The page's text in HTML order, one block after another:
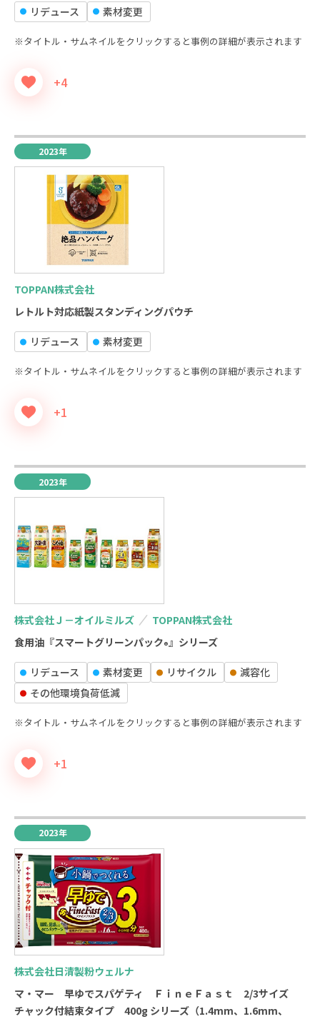
リデュース 素材変更
※タイトル・サムネイルをクリックすると事例の詳細が表示されます
+4
2023年
TOPPAN株式会社
レトルト対応紙製スタンディングパウチ
リデュース 素材変更
※タイトル・サムネイルをクリックすると事例の詳細が表示されます
+1
2023年
株式会社Ｊ－オイルミルズ
TOPPAN株式会社
食用油『スマートグリーンパック®』シリーズ
リデュース 素材変更 リサイクル
減容化
その他環境負荷低減
※タイトル・サムネイルをクリックすると事例の詳細が表示されます
+1
2023年
株式会社日清製粉ウェルナ
マ・マー 早ゆでスパゲティ ＦｉｎｅＦａｓｔ 2/3サイズ
チャック付結束タイプ 400g シリーズ（1.4mm、1.6mm、